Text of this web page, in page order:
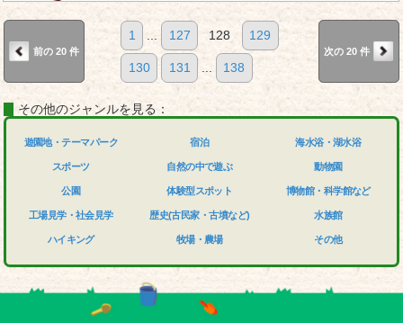
前の 20 件
1 ... 127 128 129
130 131 ... 138
次の 20 件
その他のジャンルを見る：
遊園地・テーマパーク
スポーツ
公園
工場見学・社会見学
ハイキング
宿泊
自然の中で遊ぶ
体験型スポット
歴史(古民家・古墳など)
牧場・農場
海水浴・湖水浴
動物園
博物館・科学館など
水族館
その他